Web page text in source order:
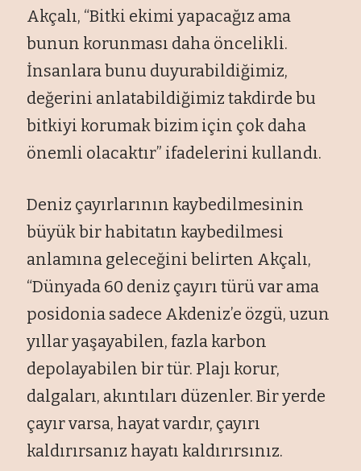
Akçalı, “Bitki ekimi yapacağız ama
bunun korunması daha öncelikli.
İnsanlara bunu duyurabildiğimiz,
değerini anlatabildiğimiz takdirde bu
bitkiyi korumak bizim için çok daha
önemli olacaktır” ifadelerini kullandı.
Deniz çayırlarının kaybedilmesinin
büyük bir habitatın kaybedilmesi
anlamına geleceğini belirten Akçalı,
“Dünyada 60 deniz çayırı türü var ama
posidonia sadece Akdeniz’e özgü, uzun
yıllar yaşayabilen, fazla karbon
depolayabilen bir tür. Plajı korur,
dalgaları, akıntıları düzenler. Bir yerde
çayır varsa, hayat vardır, çayırı
kaldırırsanız hayatı kaldırırsınız.